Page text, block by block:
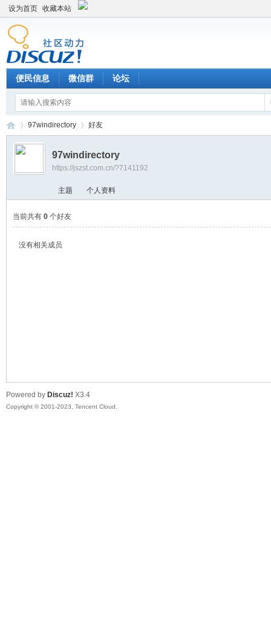
设为首页 收藏本站
便民信息 微信群 论坛
›
97windirectory 好友
97windirectory
https://jszst.com.cn/?7141192
主题 个人资料
当前共有 0个好友
没有相关成员
Powered by Discuz! X3.4
Copyright © 2001-2023, Tencent Cloud.